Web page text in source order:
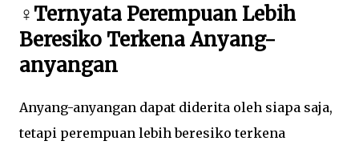
♀Ternyata Perempuan Lebih
Beresiko Terkena Anyang-
anyangan
Anyang-anyangan dapat diderita oleh siapa saja,
tetapi perempuan lebih beresiko terkena